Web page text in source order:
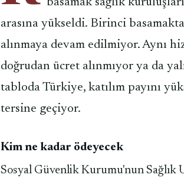
basamak sağlık
arasına yükseldi. Birinci
alınmaya devam edilmiyor. Aynı
doğrudan ücret alınmıyor ya da
tabloda Türkiye, katılım payını
tersine geçiyor.
Kim ne kadar ödeyecek
Sosyal Güvenlik Kurumu'nun Sağlık